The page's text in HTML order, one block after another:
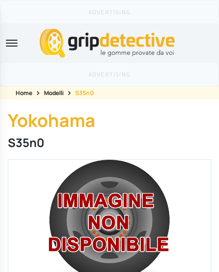
GripDetective
Home Modelli S35n0
Yokohama
S35n0